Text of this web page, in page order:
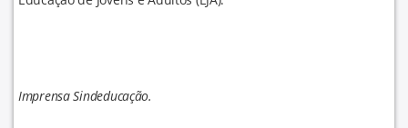
Imprensa Sindeducação.